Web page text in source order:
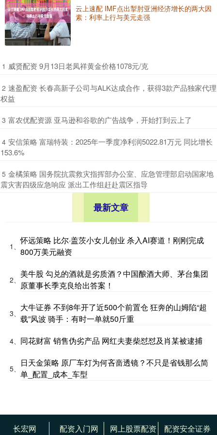
云上速配 IMF点出掣肘亚洲经济增长的两大因
素：利率上行与美元走强
1 ​威贤配资 9月13日老凤祥黄金价格1078元/克
2 ​速盈配资 长春高新子公司与ALK达成合作，获得3款产品独家代理
权益
3 ​富农优配资源 亚马逊和谷歌的广告战争，开始打到云上了
4 ​安信策略 富瑞特装：2025年一季度净利润5022.81万元 同比增长
153.6%
5 ​金橘策略 国务院抗震救灾指挥部办公室、应急管理部启动国家地
震灾害四级应急响应 派出工作组赶赴震区指导
最新文章
1、
怀远策略 比尔·盖茨小女儿创业 杀入AI赛道！刚刚完成
800万美元融资
2、
美牛股 勾兑的酒就是劣质酒？中国酿酒大师、茅台集团
原董事长季克良给出答案！
3、
大牛证券 不到8年开了近500个前置仓 狂奔的山姆陷“超
载”风波 骑手：有时一单就50斤重
4、 同花财富 销售伪劣产品 网红夫妻柴怼怼及肖某被逮捕
5、
日天金策略 原厂车灯为何吝啬透镜？不只是省钱那么简
单_配置_成本_车型
长宏网 配资入门网 网上股票配资
配资安全证券